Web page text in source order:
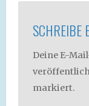
SCHREIBE
Deine E-
markiert.